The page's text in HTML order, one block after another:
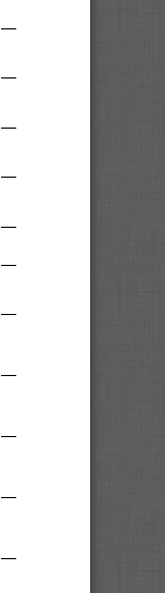
—
—
—
—
—
—
—
—
—
—
—